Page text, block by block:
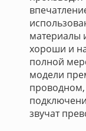
материалы
хороши и
полной
модели
звучат